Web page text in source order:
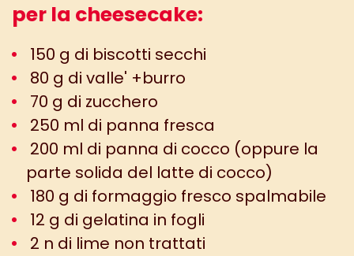
per la cheesecake:
150 g di biscotti secchi
80 g di valle' +burro
70 g di zucchero
250 ml di panna fresca
200 ml di panna di cocco (oppure la
parte solida del latte di cocco)
180 g di formaggio fresco spalmabile
12 g di gelatina in fogli
2 n di lime non trattati